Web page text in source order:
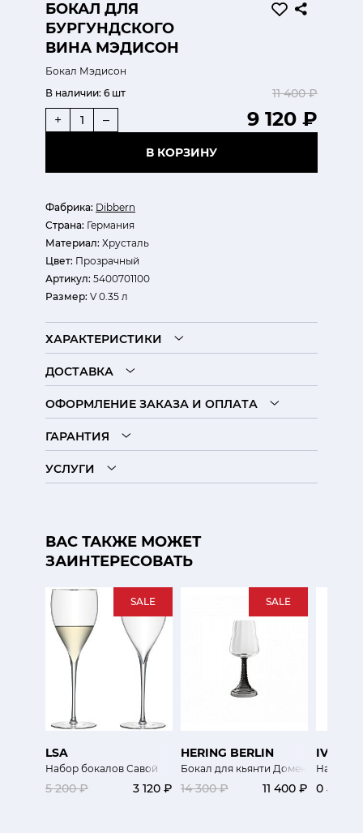
БОКАЛ ДЛЯ
БУРГУНДСКОГО
ВИНА МЭДИСОН
Бокал Мэдисон
Фабрика: Dibbern
Страна: Германия
Материал: Хрусталь
Цвет: Прозрачный
Артикул: 5400701100
Размер: V 0.35 л
В наличии: 6 шт 11 400 ₽
9 120 ₽
+ –
В КОРЗИНУ
ХАРАКТЕРИСТИКИ
ДОСТАВКА
ОФОРМЛЕНИЕ ЗАКАЗА И ОПЛАТА
ГАРАНТИЯ
УСЛУГИ
ВАС ТАКЖЕ МОЖЕТ
ЗАИНТЕРЕСОВАТЬ
SALE
LSA
Набор бокалов Савой
5 200 ₽ 3 120 ₽
SALE
HERING BERLIN
Бокал для кьянти Домен
14 300 ₽ 11 400 ₽
IVV
Набор
0 ₽